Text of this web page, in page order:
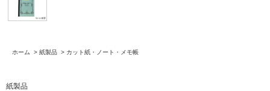
ホーム > 紙製品 > カット紙・ノート・メモ帳
紙製品